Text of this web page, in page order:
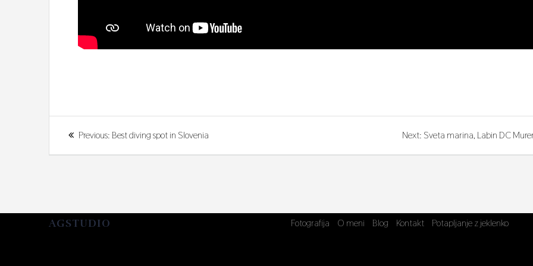
Navigacija
prispevka
Previous:Previous
Best diving spot in Slovenia Next: Next
Sveta marina, Labin DC
AGSTUDIO Fotografija O meni Blog Kontakt Potapljanje z jeklenko